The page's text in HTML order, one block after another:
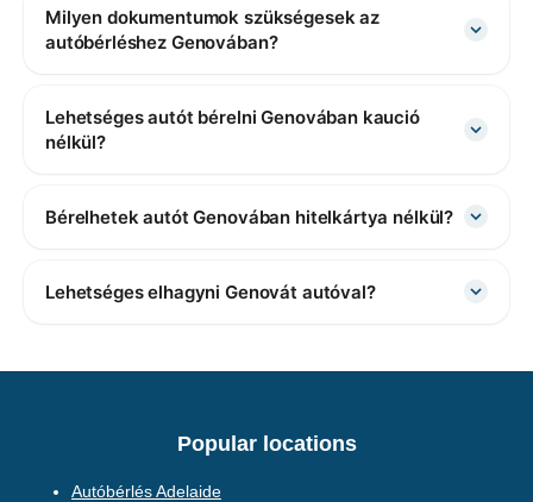
Milyen dokumentumok szükségesek az
autóbérléshez Genovában?
Lehetséges autót bérelni Genovában kaució
nélkül?
Bérelhetek autót Genovában hitelkártya nélkül?
Lehetséges elhagyni Genovát autóval?
Popular locations
Autóbérlés Adelaide